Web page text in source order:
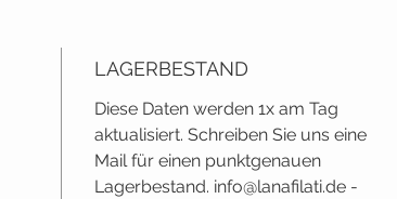
LAGERBESTAND
Diese Daten werden 1x am Tag
aktualisiert. Schreiben Sie uns eine
Mail für einen punktgenauen
Lagerbestand. info@lanafilati.de -